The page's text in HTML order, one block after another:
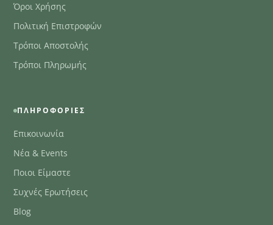
Όροι Χρήσης
Πολιτική Επιστροφών
Τρόποι Αποστολής
Τρόποι Πληρωμής
ΠΛΗΡΟΦΟΡΊΕΣ
Επικοινωνία
Νέα & Events
Ποιοι Είμαστε
Συχνές Ερωτήσεις
Blog